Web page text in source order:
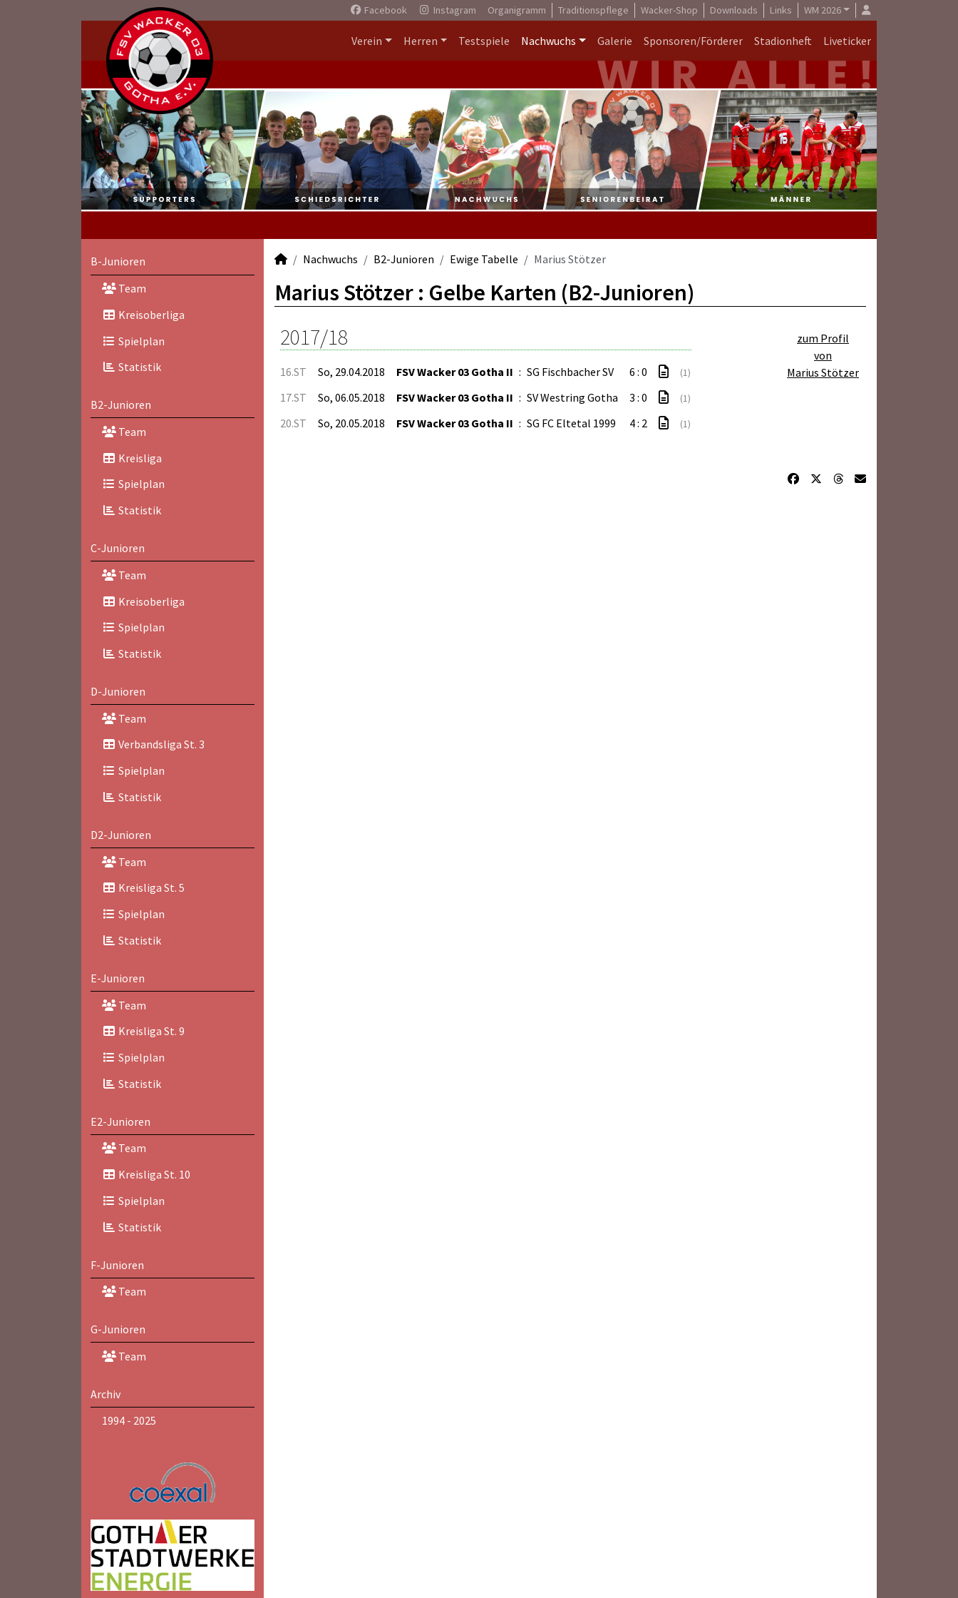
Facebook Instagram Organigramm Traditionspflege Wacker-Shop Downloads Links WM 2026
Verein Herren Testspiele Nachwuchs Galerie Sponsoren/Förderer Stadionheft Liveticker
B-Junioren
Team
Kreisoberliga
Spielplan
Statistik
B2-Junioren
Team
Kreisliga
Spielplan
Statistik
C-Junioren
Team
Kreisoberliga
Spielplan
Statistik
D-Junioren
Team
Verbandsliga St. 3
Spielplan
Statistik
D2-Junioren
Team
Kreisliga St. 5
Spielplan
Statistik
E-Junioren
Team
Kreisliga St. 9
Spielplan
Statistik
E2-Junioren
Team
Kreisliga St. 10
Spielplan
Statistik
F-Junioren
Team
G-Junioren
Team
Archiv
1994 - 2025
Nachwuchs B2-Junioren Ewige Tabelle Marius Stötzer
Marius Stötzer : Gelbe Karten (B2-Junioren)
zum Profil
von
Marius Stötzer
2017/18
16.ST So, 29.04.2018 FSV Wacker 03 Gotha II : SG Fischbacher SV 6 : 0 (1)
17.ST So, 06.05.2018 FSV Wacker 03 Gotha II : SV Westring Gotha 3 : 0 (1)
20.ST So, 20.05.2018 FSV Wacker 03 Gotha II : SG FC Eltetal 1999 4 : 2 (1)